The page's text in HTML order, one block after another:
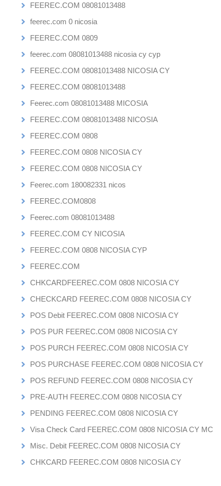
FEEREC.COM 08081013488
feerec.com 0 nicosia
FEEREC.COM 0809
feerec.com 08081013488 nicosia cy cyp
FEEREC.COM 08081013488 NICOSIA CY
FEEREC.COM 08081013488
Feerec.com 08081013488 MICOSIA
FEEREC.COM 08081013488 NICOSIA
FEEREC.COM 0808
FEEREC.COM 0808 NICOSIA CY
FEEREC.COM 0808 NICOSIA CY
Feerec.com 180082331 nicos
FEEREC.COM0808
Feerec.com 08081013488
FEEREC.COM CY NICOSIA
FEEREC.COM 0808 NICOSIA CYP
FEEREC.COM
CHKCARDFEEREC.COM 0808 NICOSIA CY
CHECKCARD FEEREC.COM 0808 NICOSIA CY
POS Debit FEEREC.COM 0808 NICOSIA CY
POS PUR FEEREC.COM 0808 NICOSIA CY
POS PURCH FEEREC.COM 0808 NICOSIA CY
POS PURCHASE FEEREC.COM 0808 NICOSIA CY
POS REFUND FEEREC.COM 0808 NICOSIA CY
PRE-AUTH FEEREC.COM 0808 NICOSIA CY
PENDING FEEREC.COM 0808 NICOSIA CY
Visa Check Card FEEREC.COM 0808 NICOSIA CY MC
Misc. Debit FEEREC.COM 0808 NICOSIA CY
CHKCARD FEEREC.COM 0808 NICOSIA CY